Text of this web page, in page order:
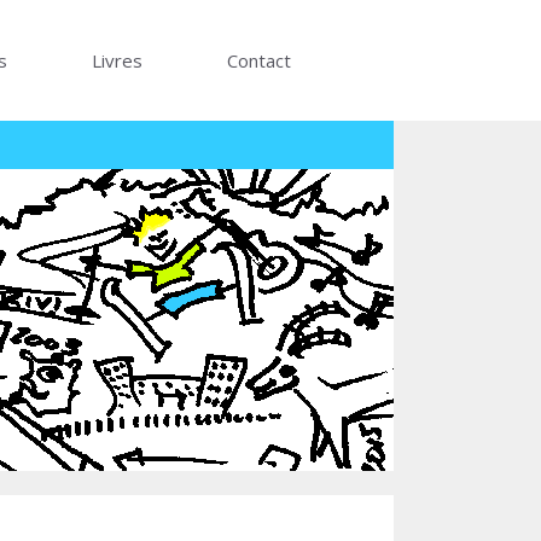
Livres Contact